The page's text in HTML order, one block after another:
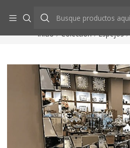
Inicio Colección Espejos